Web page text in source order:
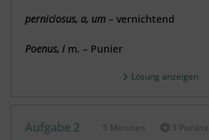
perniciosus, a, um – vernichtend
Poenus, i m. – Punier
Lösung anzeigen
Aufgabe 2 Dauer:
5 Minuten 3 Punkte